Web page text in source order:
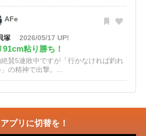
AFe
塚 2026/05/17 UP!
91cm粘り勝ち！
賛5連敗中ですが「行かなければ釣れ
の精神で出撃。...
プリに切替を！